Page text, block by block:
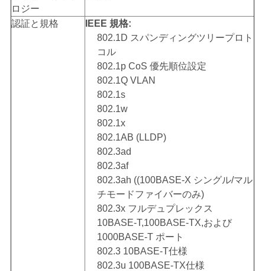
ロジー
認証と規格
IEEE 規格:
802.1D スパンディングツリープロト
コル
802.1p CoS 優先順位設定
802.1Q VLAN
802.1s
802.1w
802.1x
802.1AB (LLDP)
802.3ad
802.3af
802.3ah ((100BASE-X シングル/マル
チモードファイバーのみ)
802.3x フルデュプレックス
10BASE-T,100BASE-TX,および
1000BASE-T ポート
802.3 10BASE-T仕様
802.3u 100BASE-TX仕様